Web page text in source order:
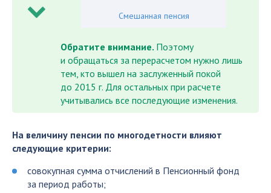
Смешанная пенсия
Обратите внимание. Поэтому
и обращаться за перерасчетом нужно лишь
тем, кто вышел на заслуженный покой
до 2015 г. Для остальных при расчете
учитывались все последующие изменения.
На величину пенсии по многодетности влияют
следующие критерии:
совокупная сумма отчислений в Пенсионный фонд
за период работы;